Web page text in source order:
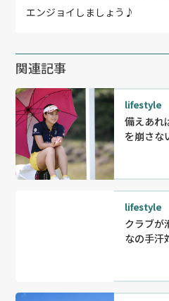
エンジョイしましょう♪
関連記事
lifestyle
備えあれ
を崩さな
lifestyle
クラブ
なの手汗